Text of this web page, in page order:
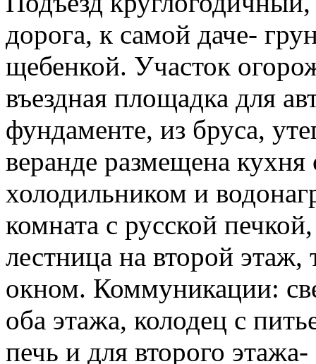
дорога, к самой даче-
щебенкой. Участок
въездная площадка для
фундаменте, из бруса,
веранде размещена кухня
холодильником и
комната с русской
лестница на второй
окном. Коммуникации:
оба этажа, колодец с
печь и для второго